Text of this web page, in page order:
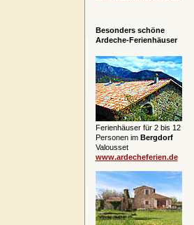
Besonders schöne
Ardeche-Ferienhäuser
Ferienhäuser für 2 bis 12
Personen im Bergdorf
Valousset
www.ardecheferien.de